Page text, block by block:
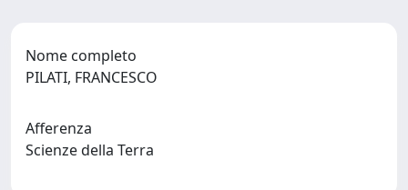
Nome completo
PILATI, FRANCESCO
Afferenza
Scienze della Terra